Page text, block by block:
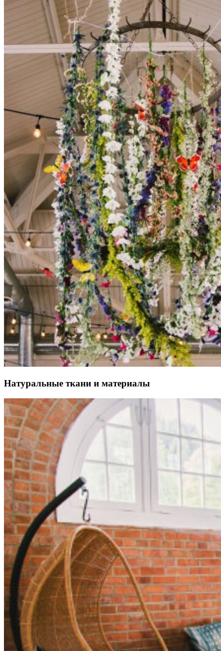
Натуральные ткани и материалы